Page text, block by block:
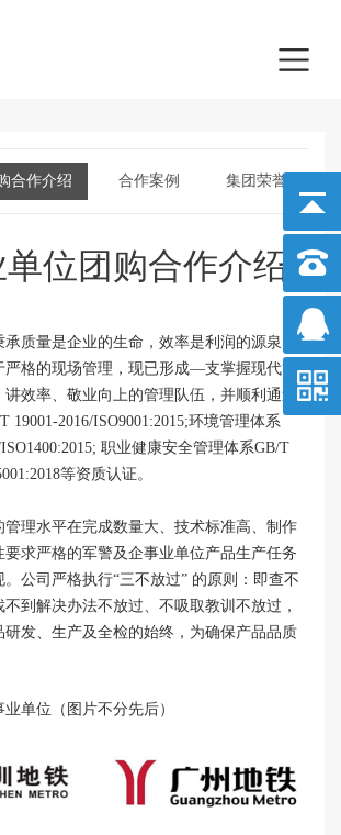
合作介绍 合作案例 集团荣誉
位团购合作介绍
质量是企业的生命，效率是利润的源泉的
格的现场管理，现已形成—支掌握现代管
效率、敬业向上的管理队伍，并顺利通过
19001-2016/ISO9001:2015;环境管理体系
职业健康安全管理体系GB/T
等资质认证。
管理水平在完成数量大、技术标准高、制作
求严格的军警及企事业单位产品生产任务
公司严格执行“三不放过” 的原则：即查不
到解决办法不放过、不吸取教训不放过，
研发、生产及全检的始终，为确保产品品质
单位（图片不分先后）